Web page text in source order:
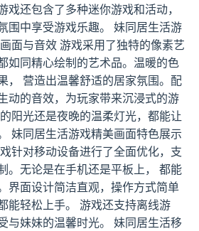
戏还包含了多种迷你游戏和活动，
围中享受游戏乐趣。 妹同居生活游
面与音效 游戏采用了独特的像素艺
如同精心绘制的艺术品。温暖的色
， 营造出温馨舒适的居家氛围。配
动的音效，为玩家带来沉浸式的游
阳光还是夜晚的温柔灯光，都能让
妹同居生活游戏精美画面特色展示
针对移动设备进行了全面优化，支
。无论是在手机还是平板上， 都能
界面设计简洁直观，操作方式简单
能轻松上手。 游戏还支持离线游
与妹妹的温馨时光。 妹同居生活移